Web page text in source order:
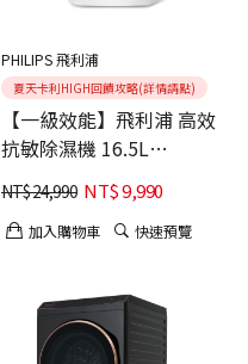
PHILIPS 飛利浦
夏天卡利HIGH回饋攻略(詳情請點)
【一級效能】飛利浦 高效
抗敏除濕機 16.5L
DE3306/81
NT$24,990 NT$9,990
加入購物車 快速預覽